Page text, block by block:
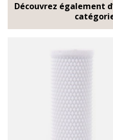
Découvrez également